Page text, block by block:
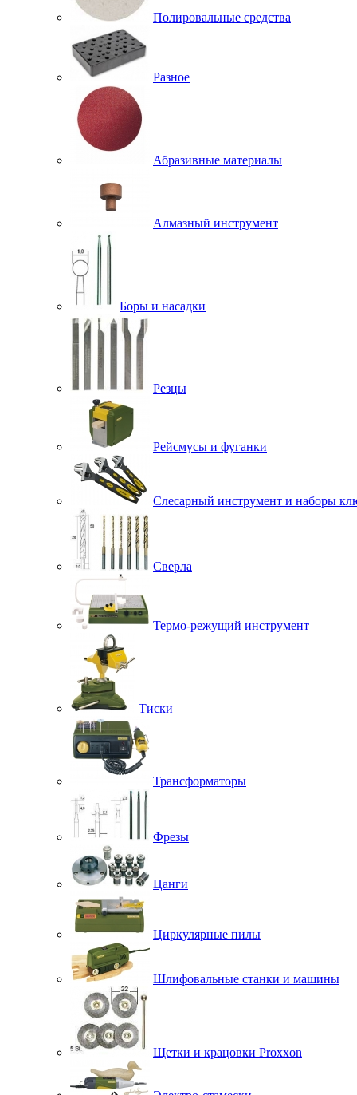
Полировальные средства
Разное
Абразивные материалы
Алмазный инструмент
Боры и насадки
Резцы
Рейсмусы и фуганки
Слесарный инструмент и наборы
Сверла
Термо-режущий инструмент
Тиски
Трансформаторы
Фрезы
Цанги
Циркулярные пилы
Шлифовальные станки и машины
Щетки и крацовки Proxxon